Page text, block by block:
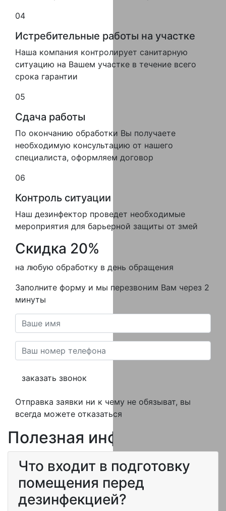
04
Истребительные работы на участке
Наша компания контролирует санитарную
ситуацию на Вашем участке в течение всего
срока гарантии
05
Сдача работы
По окончанию обработки Вы получаете
необходимую консультацию от нашего
специалиста, оформляем договор
06
Контроль ситуации
Наш дезинфектор проведет необходимые
мероприятия для барьерной защиты от змей
Скидка 20%
на любую обработку в день обращения
Заполните форму и мы перезвоним Вам через 2
минуты
заказать звонок
Отправка заявки ни к чему не обязыват, вы
всегда можете отказаться
Полезная информация
Что входит в подготовку
помещения перед
дезинфекцией?